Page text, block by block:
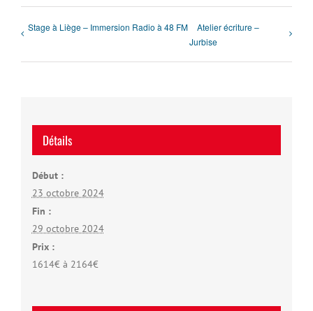
Stage à Liège – Immersion Radio à 48 FM
Atelier écriture –
Jurbise
Détails
Début :
23 octobre 2024
Fin :
29 octobre 2024
Prix :
1614€ à 2164€